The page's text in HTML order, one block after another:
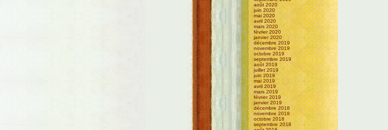
août 2020
juin 2020
mai 2020
avril 2020
mars 2020
février 2020
janvier 2020
décembre 2019
novembre 2019
octobre 2019
septembre 2019
août 2019
juillet 2019
juin 2019
mai 2019
avril 2019
mars 2019
février 2019
janvier 2019
décembre 2018
novembre 2018
octobre 2018
septembre 2018